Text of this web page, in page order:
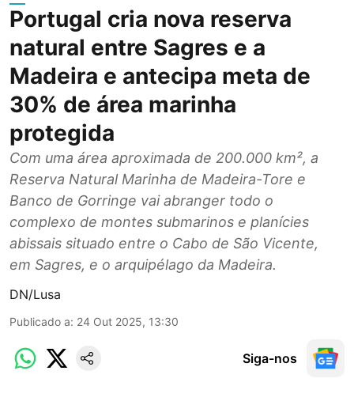
Portugal cria nova reserva
natural entre Sagres e a
Madeira e antecipa meta de
30% de área marinha
protegida
Com uma área aproximada de 200.000 km², a
Reserva Natural Marinha de Madeira-Tore e
Banco de Gorringe vai abranger todo o
complexo de montes submarinos e planícies
abissais situado entre o Cabo de São Vicente,
em Sagres, e o arquipélago da Madeira.
DN/Lusa
Publicado a: 24 Out 2025, 13:30
Siga-nos